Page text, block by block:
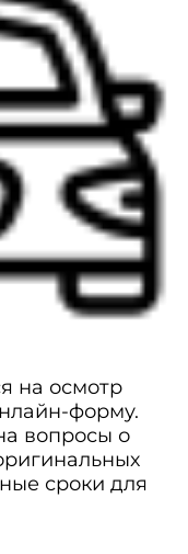
на осмотр
форму.
вопросы о
сроки для